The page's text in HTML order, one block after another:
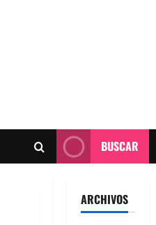
BUSCAR
ARCHIVOS